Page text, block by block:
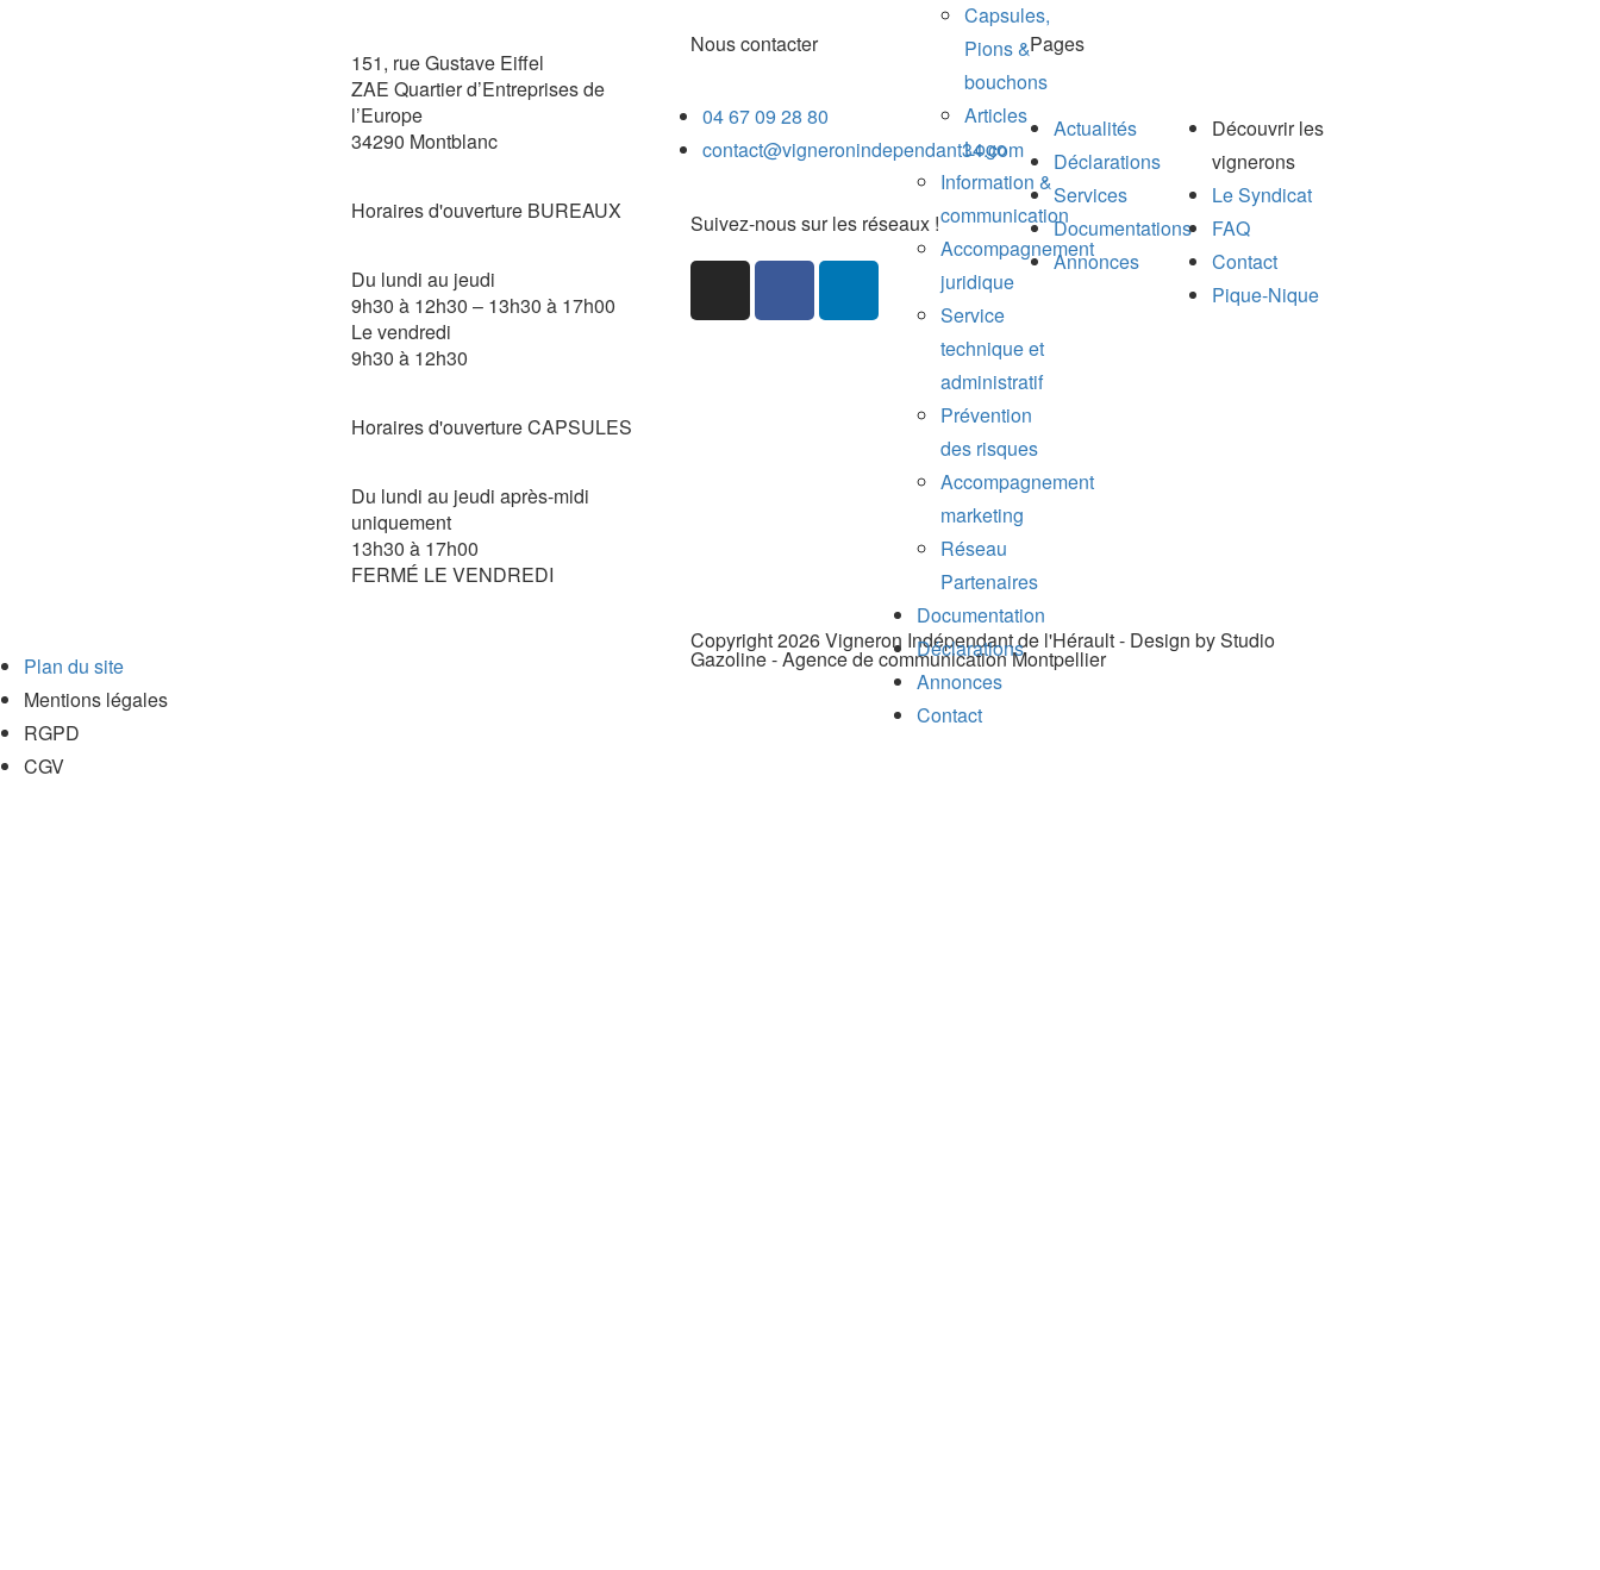
Capsules,
Pions &
bouchons
Articles
Logo
Information &
communication
Accompagnement
juridique
Service
technique et
administratif
Prévention
des risques
Accompagnement
marketing
Réseau
Partenaires
Documentation
Déclarations
Annonces
Contact
151, rue Gustave Eiffel
ZAE Quartier d’Entreprises de
l’Europe
34290 Montblanc
Horaires d'ouverture BUREAUX
Du lundi au jeudi
9h30 à 12h30 – 13h30 à 17h00
Le vendredi
9h30 à 12h30
Horaires d'ouverture CAPSULES
Du lundi au jeudi après-midi
uniquement
13h30 à 17h00
FERMÉ LE VENDREDI
Nous contacter
04 67 09 28 80
contact@vigneronindependant34.com
Suivez-nous sur les réseaux !
Pages
Actualités
Déclarations
Services
Documentations
Annonces
Découvrir les
vignerons
Le Syndicat
FAQ
Contact
Pique-Nique
Plan du site
Mentions légales
RGPD
CGV
Copyright 2026 Vigneron Indépendant de l'Hérault - Design by Studio
Gazoline - Agence de communication Montpellier